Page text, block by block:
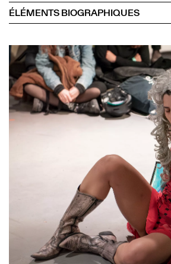
ÉLÉMENTS BIOGRAPHIQUES